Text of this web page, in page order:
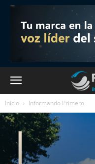
Inicio Informando Primero